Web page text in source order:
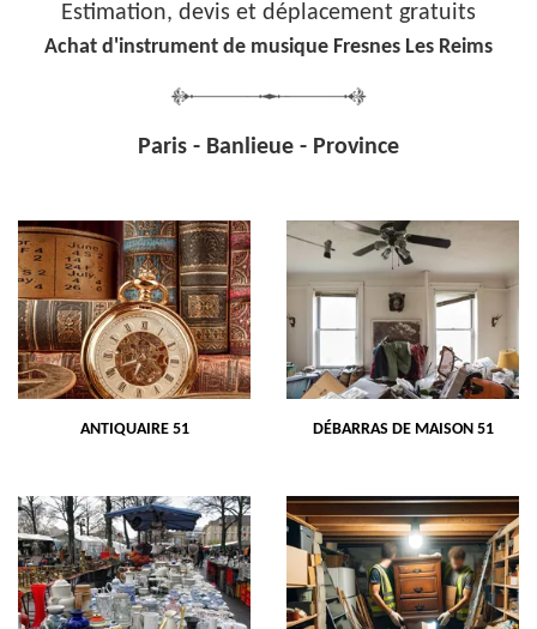
Estimation, devis et déplacement gratuits
Achat d'instrument de musique Fresnes Les Reims
Paris - Banlieue - Province
ANTIQUAIRE 51 DÉBARRAS DE MAISON 51